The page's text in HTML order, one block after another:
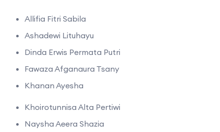
Allifia Fitri Sabila
Ashadewi Lituhayu
Dinda Erwis Permata Putri
Fawaza Afganaura Tsany
Khanan Ayesha
Khoirotunnisa Alta Pertiwi
Naysha Aeera Shazia